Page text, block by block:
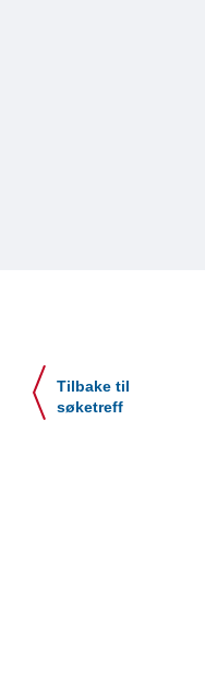
Tilbake til
søketreff